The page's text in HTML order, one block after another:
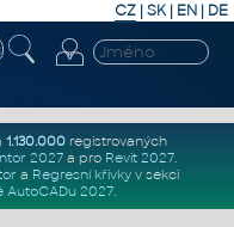
CZ | SK| EN | DE
1.130.000registrovaných
2027a pro Revit 2027.
a Regresní křivkyv sekci
AutoCADu 2027.